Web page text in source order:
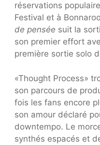
réservations
Festival et à
de pensée suit la
son premier effort
première sortie solo
«Thought Process»
son parcours de
fois les fans encore
son amour déclaré
downtempo. Le
synthés espacés et